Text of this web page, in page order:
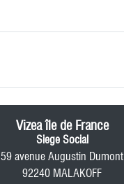
Vizea île de France
Siege Social
59 avenue Augustin Dumont
92240 MALAKOFF